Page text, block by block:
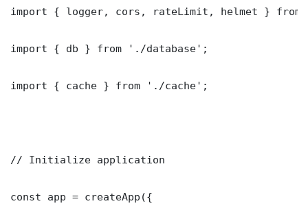
import { logger, cors, rateLimit, helmet } from
import { db } from './database';
import { cache } from './cache';
// Initialize application
const app = createApp({